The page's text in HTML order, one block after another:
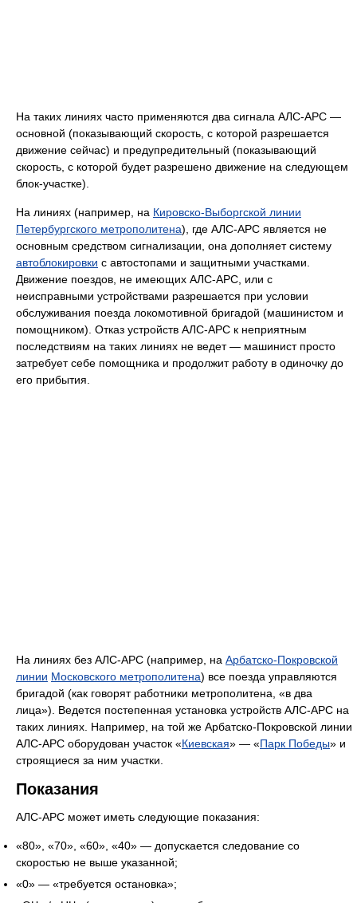
На таких линиях часто применяются два сигнала АЛС-АРС —
основной (показывающий скорость, с которой разрешается
движение сейчас) и предупредительный (показывающий
скорость, с которой будет разрешено движение на следующем
блок-участке).
На линиях (например, на Кировско-Выборгской линии
Петербургского метрополитена), где АЛС-АРС является не
основным средством сигнализации, она дополняет систему
автоблокировки с автостопами и защитными участками.
Движение поездов, не имеющих АЛС-АРС, или с
неисправными устройствами разрешается при условии
обслуживания поезда локомотивной бригадой (машинистом и
помощником). Отказ устройств АЛС-АРС к неприятным
последствиям на таких линиях не ведет — машинист просто
затребует себе помощника и продолжит работу в одиночку до
его прибытия.
На линиях без АЛС-АРС (например, на Арбатско-Покровской
линии Московского метрополитена) все поезда управляются
бригадой (как говорят работники метрополитена, «в два
лица»). Ведется постепенная установка устройств АЛС-АРС на
таких линиях. Например, на той же Арбатско-Покровской линии
АЛС-АРС оборудован участок «Киевская» — «Парк Победы» и
строящиеся за ним участки.
Показания
АЛС-АРС может иметь следующие показания:
«80», «70», «60», «40» — допускается следование со
скоростью не выше указанной;
«0» — «требуется остановка»;